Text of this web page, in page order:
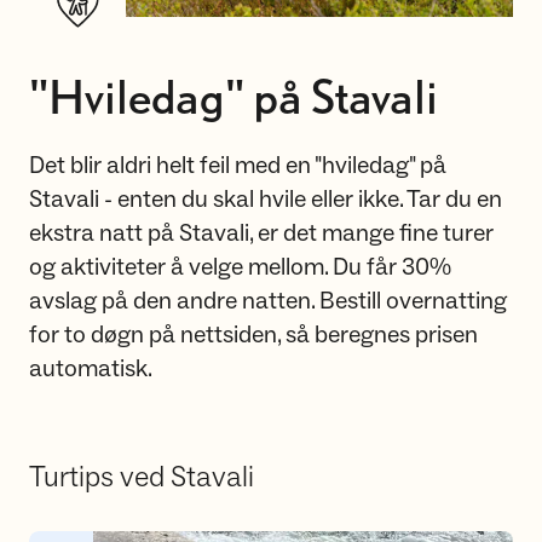
"Hviledag" på Stavali
Det blir aldri helt feil med en "hviledag" på
Stavali - enten du skal hvile eller ikke. Tar du en
ekstra natt på Stavali, er det mange fine turer
og aktiviteter å velge mellom. Du får 30%
avslag på den andre natten. Bestill overnatting
for to døgn på nettsiden, så beregnes prisen
automatisk.
Turtips ved Stavali